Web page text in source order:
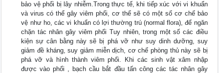
bảo vệ phổi bị lây nhiễm.Trong thực tế, khi tiếp xúc với vi khuẩn
và virus có thể gây viêm phổi, cơ thể sẽ có một số cơ chế bảo
vệ như ho, các vi khuẩn có lợi thường trú (normal flora), để ngăn
chặn tác nhân gây viêm phổi Tuy nhiên, trong một số các điều
kiện sự cân bằng này sẽ bị phá vỡ như suy dinh dưỡng, suy
giảm đề kháng, suy giảm miễn dịch, cơ chế phòng thủ này sẽ bị
phá vỡ và hình thành viêm phổi. Khi các sinh vật xâm nhập
được vào phổi , bạch cầu bắt đầu tấn công các tác nhân gây